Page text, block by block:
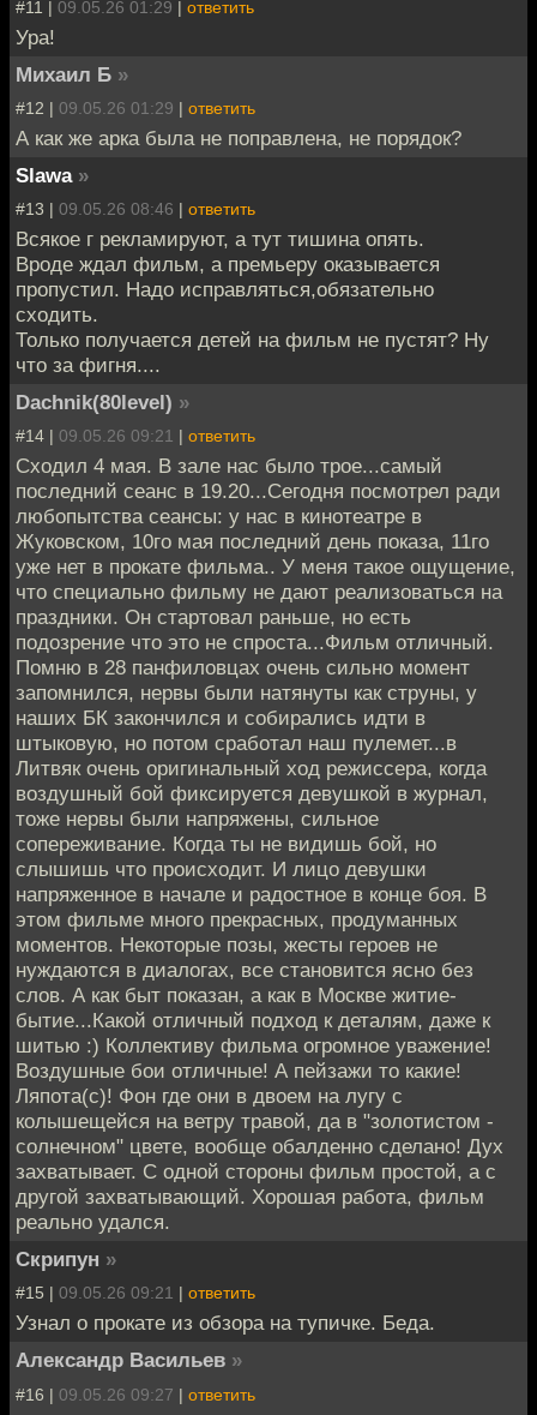
#11 | 09.05.26 01:29 | ответить
Ура!
Михаил Б »
#12 | 09.05.26 01:29 | ответить
А как же арка была не поправлена, не порядок?
Slawa »
#13 | 09.05.26 08:46 | ответить
Всякое г рекламируют, а тут тишина опять.
Вроде ждал фильм, а премьеру оказывается
пропустил. Надо исправляться,обязательно
сходить.
Только получается детей на фильм не пустят? Ну
что за фигня....
Dachnik(80level) »
#14 | 09.05.26 09:21 | ответить
Сходил 4 мая. В зале нас было трое...самый
последний сеанс в 19.20...Сегодня посмотрел ради
любопытства сеансы: у нас в кинотеатре в
Жуковском, 10го мая последний день показа, 11го
уже нет в прокате фильма.. У меня такое ощущение,
что специально фильму не дают реализоваться на
праздники. Он стартовал раньше, но есть
подозрение что это не спроста...Фильм отличный.
Помню в 28 панфиловцах очень сильно момент
запомнился, нервы были натянуты как струны, у
наших БК закончился и собирались идти в
штыковую, но потом сработал наш пулемет...в
Литвяк очень оригинальный ход режиссера, когда
воздушный бой фиксируется девушкой в журнал,
тоже нервы были напряжены, сильное
сопереживание. Когда ты не видишь бой, но
слышишь что происходит. И лицо девушки
напряженное в начале и радостное в конце боя. В
этом фильме много прекрасных, продуманных
моментов. Некоторые позы, жесты героев не
нуждаются в диалогах, все становится ясно без
слов. А как быт показан, а как в Москве житие-
бытие...Какой отличный подход к деталям, даже к
шитью :) Коллективу фильма огромное уважение!
Воздушные бои отличные! А пейзажи то какие!
Ляпота(с)! Фон где они в двоем на лугу с
колышещейся на ветру травой, да в "золотистом -
солнечном" цвете, вообще обалденно сделано! Дух
захватывает. С одной стороны фильм простой, а с
другой захватывающий. Хорошая работа, фильм
реально удался.
Скрипун »
#15 | 09.05.26 09:21 | ответить
Узнал о прокате из обзора на тупичке. Беда.
Александр Васильев »
#16 | 09.05.26 09:27 | ответить